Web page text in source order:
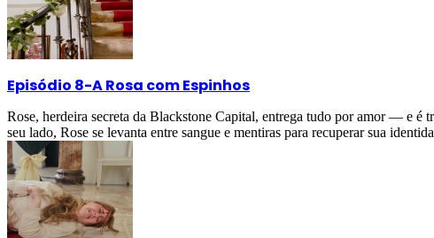
Episódio 8-A Rosa com Espinhos
Rose, herdeira secreta da Blackstone Capital, entrega tudo por amor — e é
seu lado, Rose se levanta entre sangue e mentiras para recuperar sua